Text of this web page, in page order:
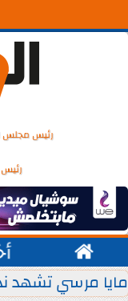
رئيس مجلس
رئيس

يوليو من كل عام
مايا مرسي تشهد